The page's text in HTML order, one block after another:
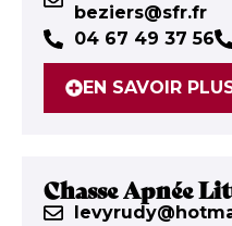
beziers@sfr.fr
04 67 49 37 56
EN SAVOIR
Chasse Apnée